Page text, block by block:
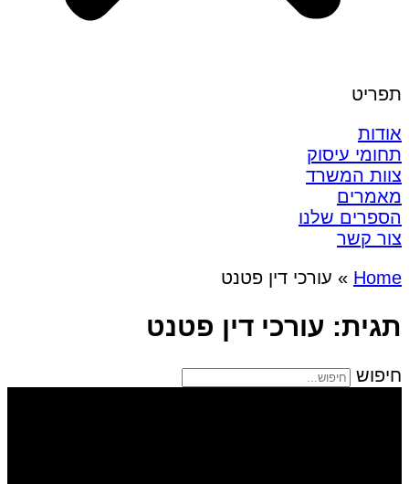
תפריט
אודות
תחומי עיסוק
צוות המשרד
מאמרים
הספרים שלנו
צור קשר
Home
» עורכי דין פטנט
תגית: עורכי דין פטנט
חיפוש